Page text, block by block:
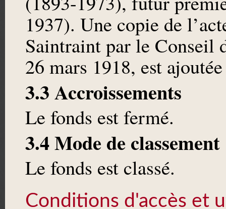
1937). Une copie de
Saintraint par le Conseil
26 mars 1918, est
3.3 Accroissements
Le fonds est fermé.
3.4 Mode de classement
Le fonds est classé.
Conditions d'accès et